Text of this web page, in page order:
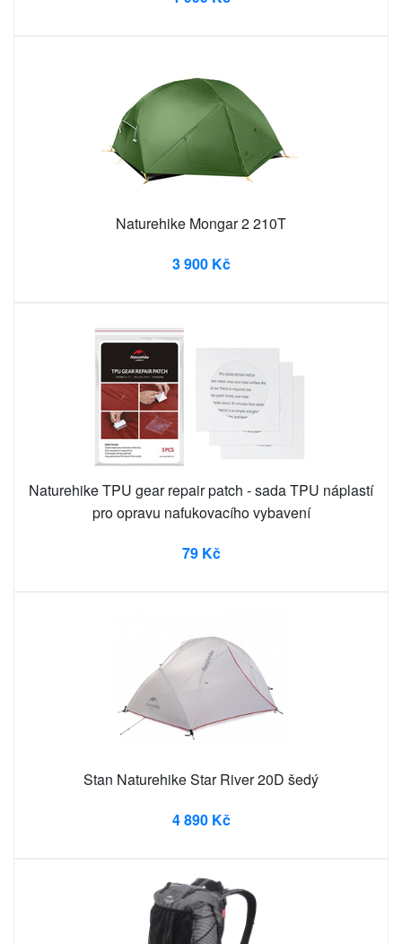
Naturehike Mongar 2 210T
3 900 Kč
Naturehike TPU gear repair patch - sada TPU náplastí
pro opravu nafukovacího vybavení
79 Kč
Stan Naturehike Star River 20D šedý
4 890 Kč